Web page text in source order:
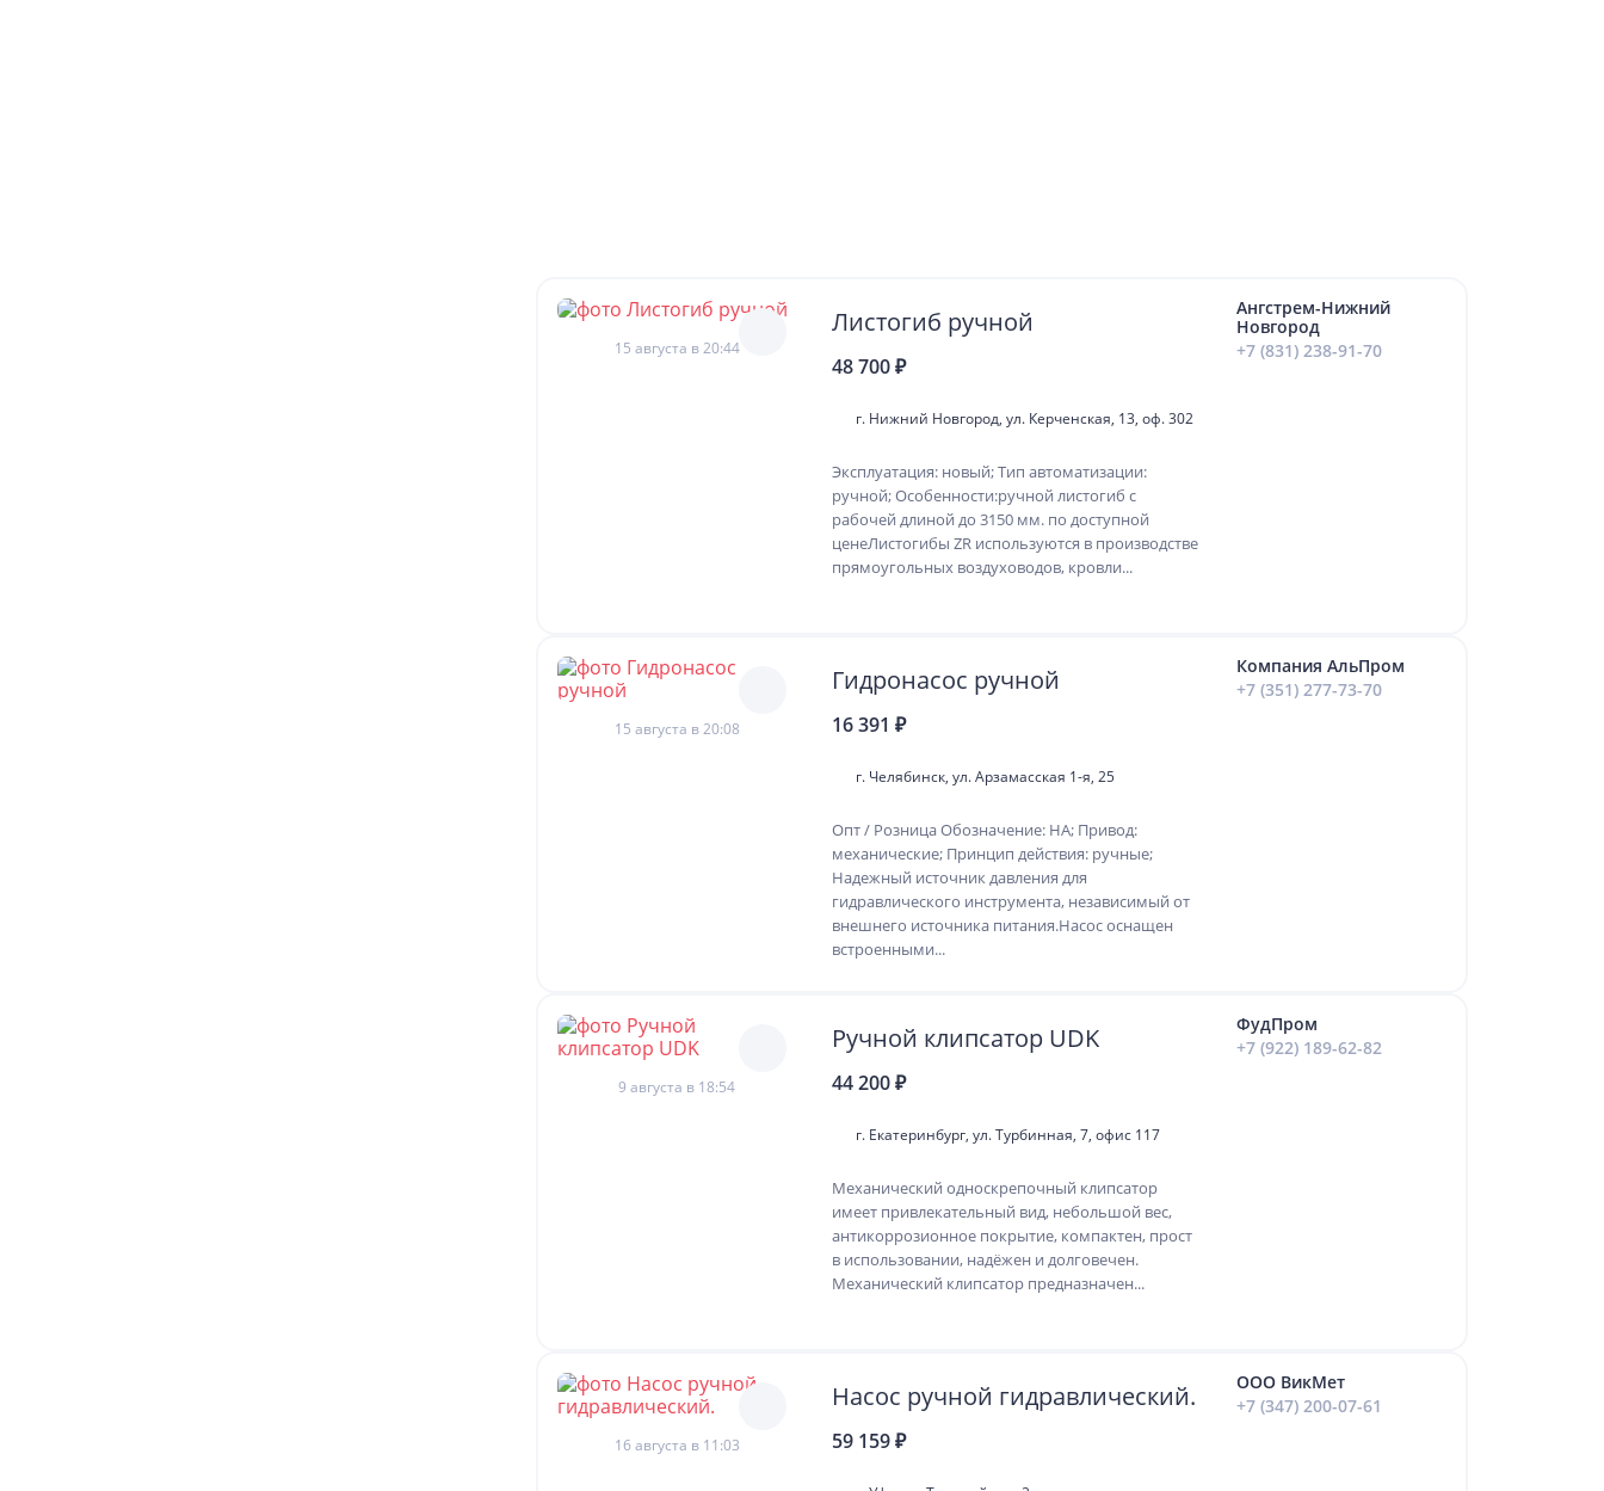
15 августа в 20:44
Листогиб ручной
48 700 ₽
г. Нижний Новгород, ул. Керченская, 13, оф. 302
Эксплуатация: новый; Тип автоматизации:
ручной; Особенности:ручной листогиб с
рабочей длиной до 3150 мм. по доступной
ценеЛистогибы ZR используются в производстве
прямоугольных воздуховодов, кровли...
Ангстрем-Нижний
Новгород
+7 (831) 238-91-70
15 августа в 20:08
Гидронасос ручной
16 391 ₽
г. Челябинск, ул. Арзамасская 1-я, 25
Опт / Розница Обозначение: НА; Привод:
механические; Принцип действия: ручные;
Надежный источник давления для
гидравлического инструмента, независимый от
внешнего источника питания.Насос оснащен
встроенными...
Компания АльПром
+7 (351) 277-73-70
9 августа в 18:54
Ручной клипсатор UDK
44 200 ₽
г. Екатеринбург, ул. Турбинная, 7, офис 117
Механический односкрепочный клипсатор
имеет привлекательный вид, небольшой вес,
антикоррозионное покрытие, компактен, прост
в использовании, надёжен и долговечен.
Механический клипсатор предназначен...
ФудПром
+7 (922) 189-62-82
16 августа в 11:03
Насос ручной гидравлический.
59 159 ₽
ООО ВикМет
+7 (347) 200-07-61